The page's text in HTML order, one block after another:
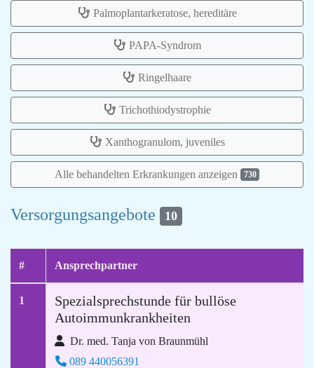
Palmoplantarkeratose, hereditäre
PAPA-Syndrom
Ringelhaare
Trichothiodystrophie
Xanthogranulom, juveniles
Alle behandelten Erkrankungen anzeigen 730
Versorgungsangebote 10
# Ansprechpartner
1
Spezialsprechstunde für bullöse
Autoimmunkrankheiten
Dr. med. Tanja von Braunmühl
089 440056391